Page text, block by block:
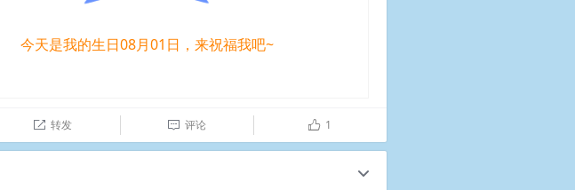
今天是我的生日08月01日，来祝福我吧~
 转发  评论 ñ 1
c